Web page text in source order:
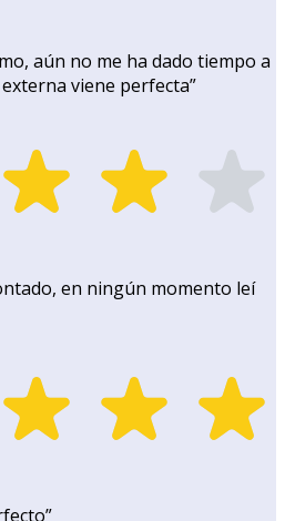
aún no me ha dado tiempo a
viene perfecta”
en ningún momento leí
”